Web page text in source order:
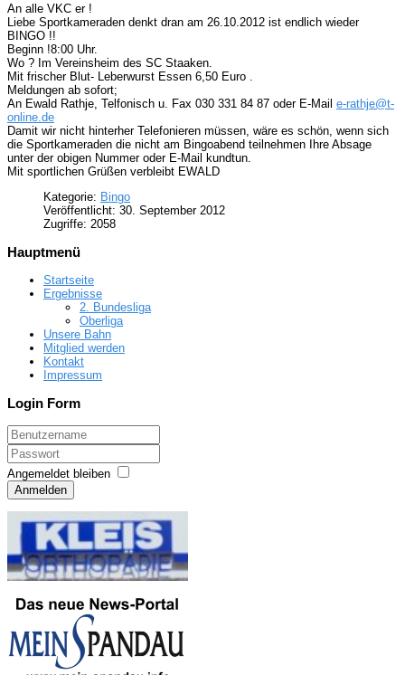
An alle VKC er !
Liebe Sportkameraden denkt dran am 26.10.2012 ist endlich wieder
BINGO !!
Beginn !8:00 Uhr.
Wo ? Im Vereinsheim des SC Staaken.
Mit frischer Blut- Leberwurst Essen 6,50 Euro .
Meldungen ab sofort;
An Ewald Rathje, Telfonisch u. Fax 030 331 84 87 oder E-Mail e-rathje@t-
online.de
Damit wir nicht hinterher Telefonieren müssen, wäre es schön, wenn sich
die Sportkameraden die nicht am Bingoabend teilnehmen Ihre Absage
unter der obigen Nummer oder E-Mail kundtun.
Mit sportlichen Grüßen verbleibt EWALD
Kategorie: Bingo
Veröffentlicht: 30. September 2012
Zugriffe: 2058
Hauptmenü
Startseite
Ergebnisse
2. Bundesliga
Oberliga
Unsere Bahn
Mitglied werden
Kontakt
Impressum
Login Form
Angemeldet bleiben
Anmelden